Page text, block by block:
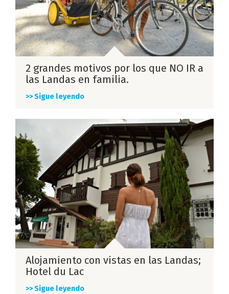
2 grandes motivos por los que NO IR a
las Landas en familia.
>> Sigue leyendo
Alojamiento con vistas en las Landas;
Hotel du Lac
>> Sigue leyendo